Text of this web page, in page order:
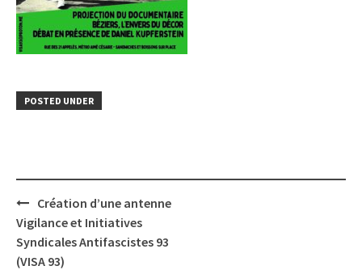
POSTED UNDER
Post
navigation
Création d’une antenne
Vigilance et Initiatives
Syndicales Antifascistes 93
(VISA 93)